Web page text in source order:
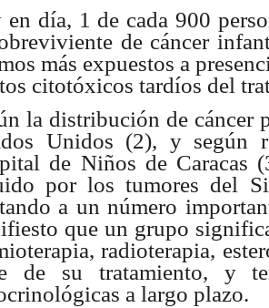
en día, 1 de cada 900
de cáncer
más expuestos a
citotóxicos tardíos del
la distribución de cáncer
Unidos (2), y según
de Niños de Caracas
por los tumores del
a un número
que un grupo
radioterapia,
de su tratamiento, y
a largo plazo.